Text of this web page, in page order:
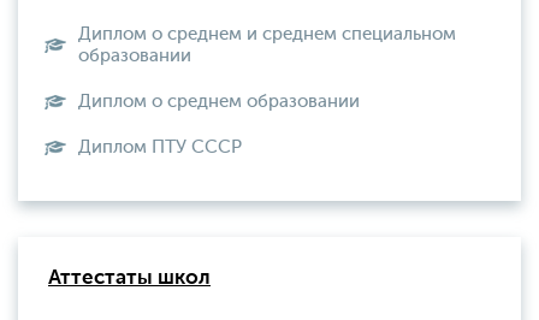
Диплом о среднем и среднем специальном
образовании
Диплом о среднем образовании
Диплом ПТУ СССР
Аттестаты школ